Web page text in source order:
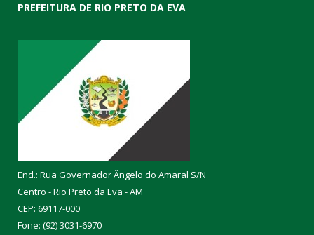
PREFEITURA DE RIO PRETO DA EVA
End.: Rua Governador Ângelo do Amaral S/N
Centro - Rio Preto da Eva - AM
CEP: 69117-000
Fone: (92) 3031-6970